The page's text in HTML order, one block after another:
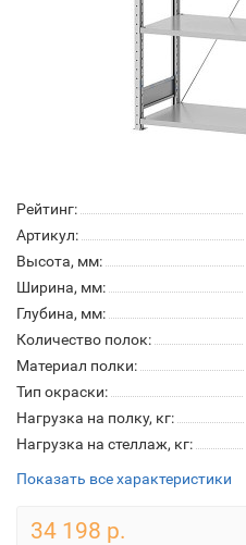
Рейтинг:
Артикул:
Высота, мм:
Ширина, мм:
Глубина, мм:
Количество полок:
Материал полки:
Тип окраски:
Нагрузка на полку, кг:
Нагрузка на стеллаж, кг:
Показать все характеристики
34 198 р.